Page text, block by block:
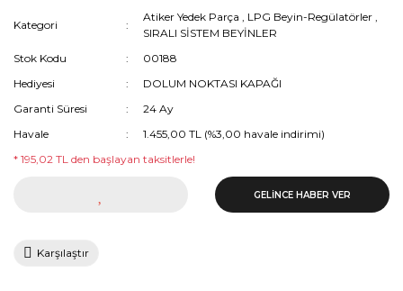
Kategori
Atiker Yedek Parça , LPG Beyin-Regülatörler ,
SIRALI SİSTEM BEYİNLER
Stok Kodu
00188
Hediyesi
DOLUM NOKTASI KAPAĞI
Garanti Süresi
24 Ay
Havale
1.455,00 TL (%3,00 havale indirimi)
* 195,02 TL den başlayan taksitlerle!
GELİNCE HABER VER
Karşılaştır